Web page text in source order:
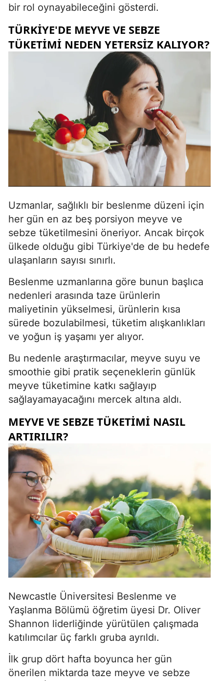
bir rol oynayabileceğini gösterdi.
TÜRKIYE'DE MEYVE VE SEBZE
TÜKETIMI NEDEN YETERSIZ KALIYOR?
Uzmanlar, sağlıklı bir beslenme düzeni için
her gün en az beş porsiyon meyve ve
sebze tüketilmesini öneriyor. Ancak birçok
ülkede olduğu gibi Türkiye'de de bu hedefe
ulaşanların sayısı sınırlı.
Beslenme uzmanlarına göre bunun başlıca
nedenleri arasında taze ürünlerin
maliyetinin yükselmesi, ürünlerin kısa
sürede bozulabilmesi, tüketim alışkanlıkları
ve yoğun iş yaşamı yer alıyor.
Bu nedenle araştırmacılar, meyve suyu ve
smoothie gibi pratik seçeneklerin günlük
meyve tüketimine katkı sağlayıp
sağlayamayacağını mercek altına aldı.
MEYVE VE SEBZE TÜKETIMI NASIL
ARTIRILIR?
Newcastle Üniversitesi Beslenme ve
Yaşlanma Bölümü öğretim üyesi Dr. Oliver
Shannon liderliğinde yürütülen çalışmada
katılımcılar üç farklı gruba ayrıldı.
İlk grup dört hafta boyunca her gün
önerilen miktarda taze meyve ve sebze